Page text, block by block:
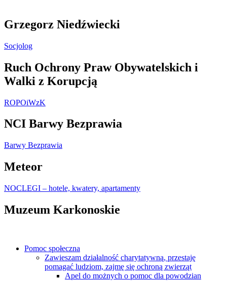
Grzegorz Niedźwiecki
Socjolog
Ruch Ochrony Praw Obywatelskich i
Walki z Korupcją
ROPOiWzK
NCI Barwy Bezprawia
Barwy Bezprawia
Meteor
NOCLEGI – hotele, kwatery, apartamenty
Muzeum Karkonoskie
Pomoc społeczna
Zawieszam działalność charytatywną, przestaję
pomagać ludziom, zajmę się ochroną zwierząt
Apel do możnych o pomoc dla powodzian